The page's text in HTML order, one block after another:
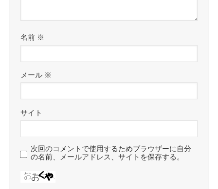
名前 ※
メール ※
サイト
次回のコメントで使用するためブラウザーに自分
の名前、メールアドレス、サイトを保存する。